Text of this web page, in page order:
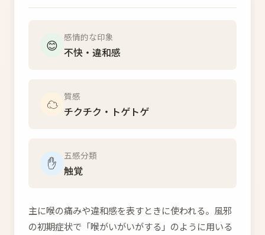
😊 感情的な印象
不快・違和感
☁️ 質感
チクチク・トゲトゲ
✋ 五感分類
触覚
主に喉の痛みや違和感を表すときに使われる。風邪
の初期症状で「喉がいがいがする」のように用いる